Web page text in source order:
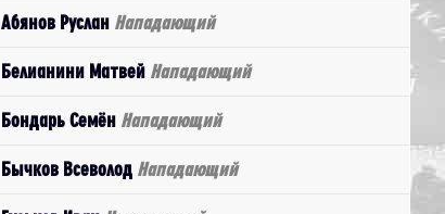
Абянов Руслан Нападающий
Белианини Матвей Нападающий
Бондарь Семён Нападающий
Бычков Всеволод Нападающий